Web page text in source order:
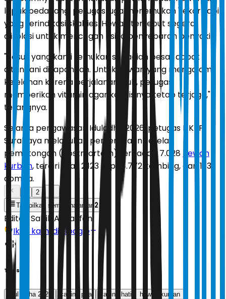
lapak pedagang, petugas juga menemukan 1 ekor sapi
yang terindikasi skabies. Hewan tersebut segera
diisolasi untuk mencegah risiko penyebaran penyakit.
"Kasus yang kami temukan sebagian besar dapat
ditangani di lapangan. Untuk hewan yang mengalami
kelelahan karena perjalanan jauh, petugas
memberikan vitamin agar kondisinya tetap terjaga,"
terangnya.
Selama pengawasan Iduladha 2026, petugas DKPP
Surabaya melakukan pemeriksaan setelah
pemotongan (postmortem) terhadap 7.028
hewan
kurban, terdiri atas 2.123 sapi, 4.772 kambing, dan 133
domba.
2
Tampilkan semua halaman 2
Editor: Sabik Aji Taufan
Ikuti kami di Google
Tags
Idul Adha 2026 cacing pita cacing hati hewan kurban